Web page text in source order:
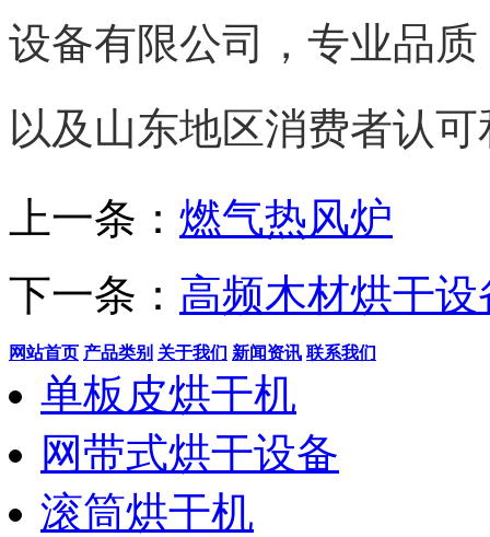
设备有限公司，专业品
以及山东地区消费者认
上一条： 燃气热风炉
下一条： 高频木材烘干设
网站首页 产品类别 关于我们 新闻资讯 联系我们
单板皮烘干机
网带式烘干设备
滚筒烘干机